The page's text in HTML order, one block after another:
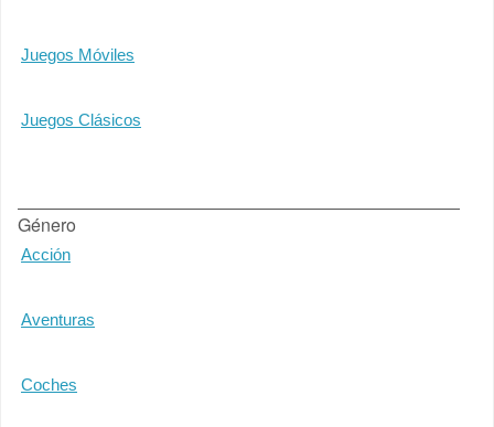
Juegos Móviles
Juegos Clásicos
Género
Acción
Aventuras
Coches